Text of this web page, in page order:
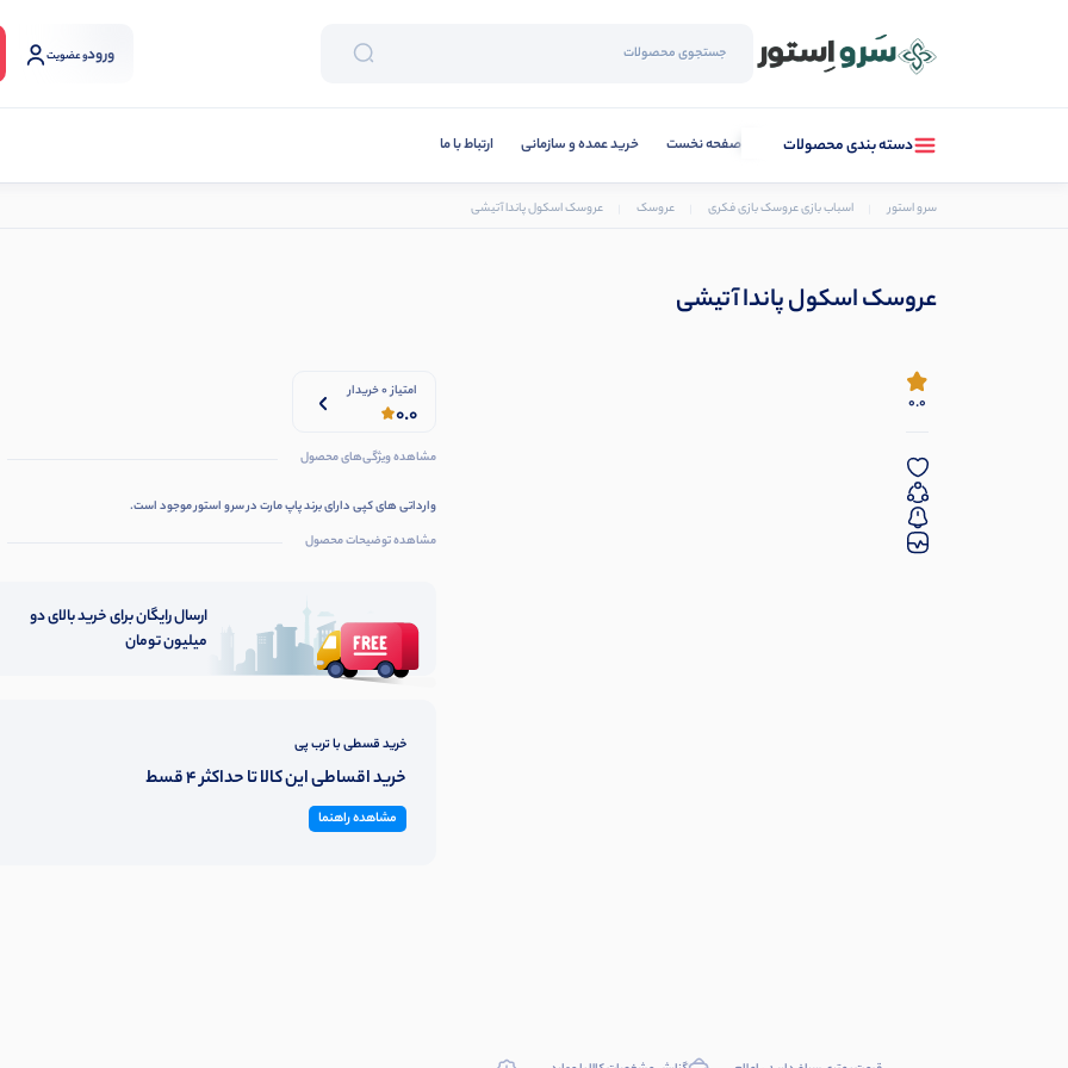
ورودو عضویت
دسته بندی محصولات صفحه نخست خرید عمده و سازمانی ارتباط با ما
سرو استور اسباب بازی عروسک بازی فکری عروسک عروسک اسکول پاندا آتیشی
عروسک اسکول پاندا آتیشی
0.0
امتیاز 0 خریدار
0.0
مشاهده ویژگی‌های محصول
وارداتی های کپی دارای برند پاپ مارت درسرو استور موجود است.
مشاهده توضیحات محصول
ارسال رایگان برای خرید بالای دو
میلیون تومان
خرید قسطی با ترب پی
خرید اقساطی این کالا تا حداکثر 4 قسط
مشاهده راهنما